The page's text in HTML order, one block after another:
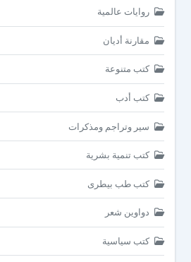
روايات عالمية
مقارنة أديان
كتب متنوعة
كتب أدب
سير وتراجم ومذكرات
كتب تنمية بشرية
كتب طب بيطرى
دواوين شعر
كتب سياسية